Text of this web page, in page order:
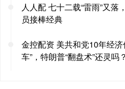
人人配 七十二载“雷雨”又
员接棒经典
金控配资 美共和党10年经
车”，特朗普“翻盘术”还灵吗？